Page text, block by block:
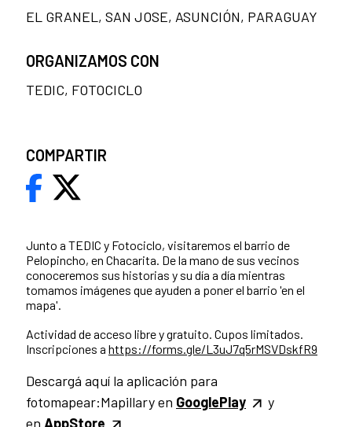
Junto a TEDIC y Fotociclo, visitaremos el barrio de
Pelopincho, en Chacarita. De la mano de sus vecinos
conoceremos sus historias y su día a día mientras
tomamos imágenes que ayuden a poner el barrio 'en el
mapa'.
Actividad de acceso libre y gratuito. Cupos limitados.
Inscripciones a https://forms.gle/L3uJ7q5rMSVDskfR9
Descargá aquí la aplicación para
fotomapear:Mapillary en GooglePlay
y
en AppStore
EL GRANEL, SAN JOSE, ASUNCIÓN, PARAGUAY
ORGANIZAMOS CON
TEDIC, FOTOCICLO
COMPARTIR